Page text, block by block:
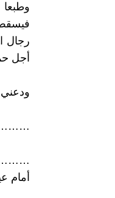
فيسقط
رجال
أجل
أمام